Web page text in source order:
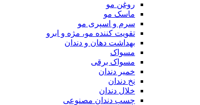
روغن مو
ماسک مو
سرم و اسپری مو
تقویت کننده مو، مژه و ابرو
بهداشت دهان و دندان
مسواک
مسواک برقی
خمیر دندان
نخ دندان
خلال دندان
چسب دندان مصنوعی